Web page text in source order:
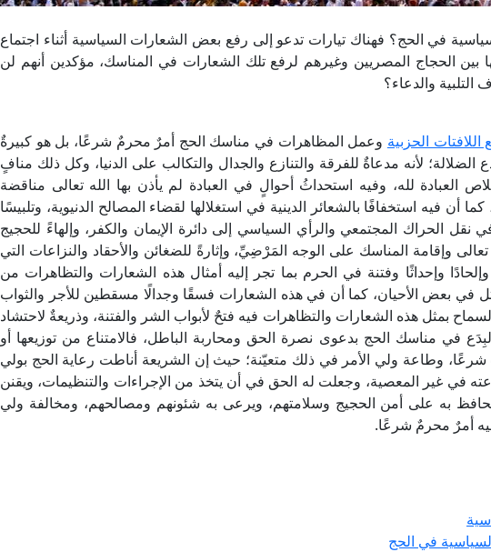
في الحج؟ فهناك تيارات تدعو إلى رفع بعض الشعارات السياسية أثناء اجتماع
الحجاج المصريين وغيرهم لرفع تلك الشعارات في المناسك، مؤكدين أنهم لن
التلبية والدعاء؟
الحزبية وعمل المظاهرات في مناسك الحج أمرٌ محرمٌ شرعًا، بل هو كبيرةٌ
لأنه مدعاةٌ للفرقة والتنازع والجدال والتكالب على الدنيا، وكل ذلك منافٍ
العبادة لله، وفيه استحداثُ أحوالٍ في العبادة لم يأذن بها الله تعالى مناقضة
أن فيه استخفافًا بالشعائر الدينية في استغلالها لقضاء المصالح الدنيوية، وتلبيسًا
نقل الحراك المجتمعي والرأي السياسي إلى دائرة الإيمان والكفر، وإلهاءً للحجيج
وإقامة المناسك على الوجه المَرْضِيِّ، وإثارةً للضغائن والأحقاد والنزاعات التي
وإحداثًا وفتنة في الحرم بما تجر إليه أمثال هذه الشعارات والتظاهرات من
في بعض الأحيان، كما أن في هذه الشعارات فسقًا وجدالًا مسقطين للأجر والثواب
بمثل هذه الشعارات والتظاهرات فيه فتحٌ لأبواب الشر والفتنة، وذريعةٌ لاحتشاد
في مناسك الحج بدعوى نصرة الحق ومحاربة الباطل، فالامتناع من توزيعها أو
شرعًا، وطاعة ولي الأمر في ذلك متعيّنة؛ حيث إن الشريعة أناطت رعاية الحج بولي
في غير المعصية، وجعلت له الحق في أن يتخذ من الإجراءات والتنظيمات، ويقنن
به على أمن الحجيج وسلامتهم، ويرعى به شئونهم ومصالحهم، ومخالفة ولي
أمرٌ محرمٌ شرعًا.
في الحج